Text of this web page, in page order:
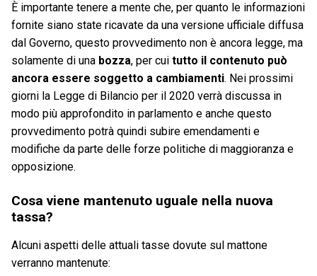
È importante tenere a mente che, per quanto le informazioni
fornite siano state ricavate da una versione ufficiale diffusa
dal Governo, questo provvedimento non è ancora legge, ma
solamente di una bozza, per cui tutto il contenuto può
ancora essere soggetto a cambiamenti. Nei prossimi
giorni la Legge di Bilancio per il 2020 verrà discussa in
modo più approfondito in parlamento e anche questo
provvedimento potrà quindi subire emendamenti e
modifiche da parte delle forze politiche di maggioranza e
opposizione.
Cosa viene mantenuto uguale nella nuova
tassa?
Alcuni aspetti delle attuali tasse dovute sul mattone
verranno mantenute: